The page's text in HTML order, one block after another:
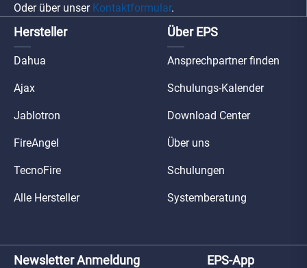
Oder über unser Kontaktformular.
Hersteller
Dahua
Ajax
Jablotron
FireAngel
TecnoFire
Alle Hersteller
Über EPS
Ansprechpartner finden
Schulungs-Kalender
Download Center
Über uns
Schulungen
Systemberatung
Newsletter Anmeldung
EPS-App